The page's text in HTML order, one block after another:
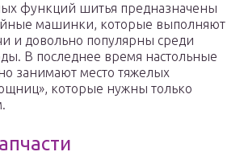
функций шитья предназначены
машинки, которые выполняют
и довольно популярны среди
В последнее время настольные
занимают место тяжелых
которые нужны только